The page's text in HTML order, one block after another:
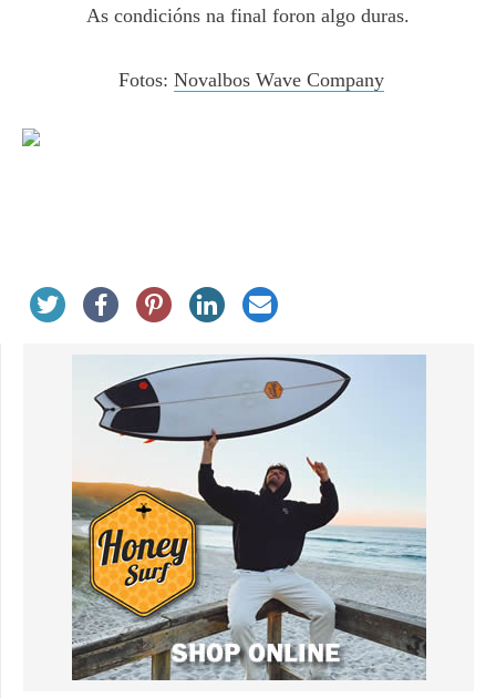
As condicións na final foron algo duras.
Fotos: Novalbos Wave Company